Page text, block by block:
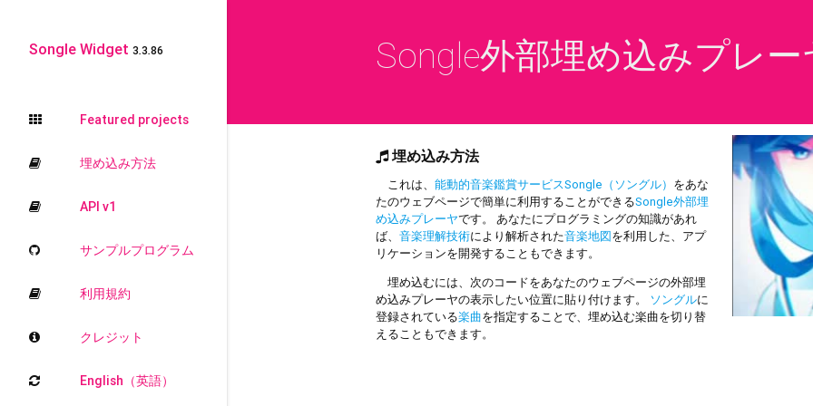
Songle Widget 3.3.86
Featured projects
埋め込み方法
API v1
サンプルプログラム
利用規約
クレジット
English（英語）
Songle外部埋め込みプレー
埋め込み方法
これは、能動的音楽鑑賞サービスSongle（ソングル） をあな
たのウェブページで簡単に利用することができるSongle外部埋
め込みプレーヤです。 あなたにプログラミングの知識があれ
ば、音楽理解技術により解析された音楽地図を利用した、アプ
リケーションを開発することもできます。
埋め込むには、次のコードをあなたのウェブページの外部埋
め込みプレーヤの表示したい位置に貼り付けます。
ソングルに
登録されている楽曲を指定することで、埋め込む楽曲を切り替
えることもできます。